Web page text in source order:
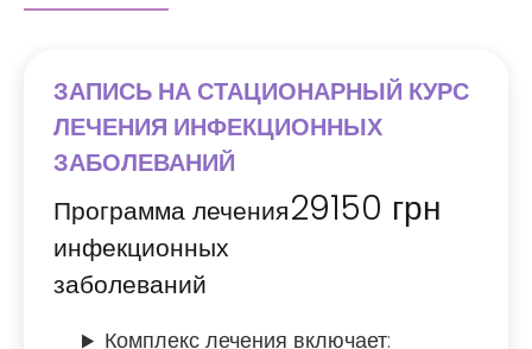
ЗАПИСЬ НА СТАЦИОНАРНЫЙ КУРС
ЛЕЧЕНИЯ ИНФЕКЦИОННЫХ
ЗАБОЛЕВАНИЙ
Программа лечения
инфекционных
заболеваний
29150 грн
Комплекс лечения включает: